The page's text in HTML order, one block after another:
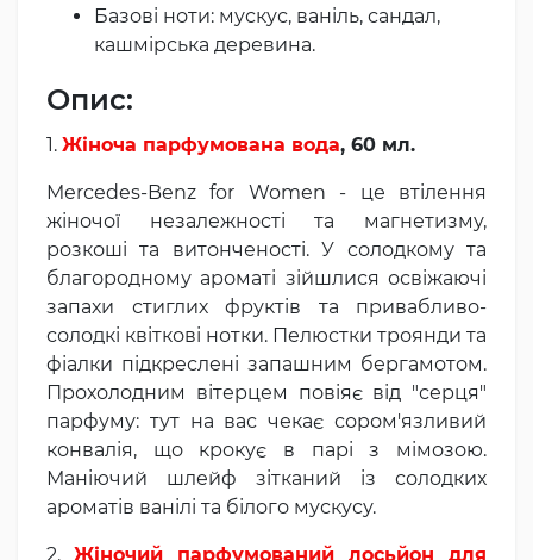
Базові ноти: мускус, ваніль, сандал,
кашмірська деревина.
Опис:
1. Жіноча парфумована вода, 60 мл.
Mercedes-Benz for Women - це втілення
жіночої незалежності та магнетизму,
розкоші та витонченості. У солодкому та
благородному ароматі зійшлися освіжаючі
запахи стиглих фруктів та привабливо-
солодкі квіткові нотки. Пелюстки троянди та
фіалки підкреслені запашним бергамотом.
Прохолодним вітерцем повіяє від "серця"
парфуму: тут на вас чекає сором'язливий
конвалія, що крокує в парі з мімозою.
Маніючий шлейф зітканий із солодких
ароматів ванілі та білого мускусу.
2. Жіночий парфумований лосьйон для